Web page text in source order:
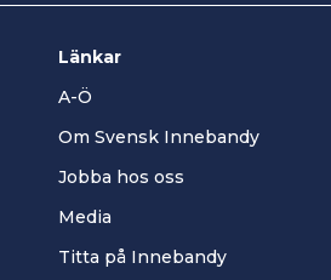
Länkar
A-Ö
Om Svensk Innebandy
Jobba hos oss
Media
Titta på Innebandy